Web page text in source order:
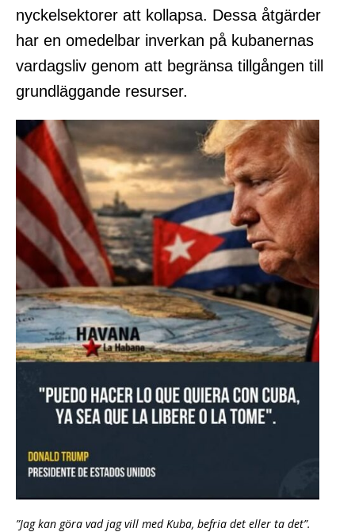
nyckelsektorer att kollapsa. Dessa åtgärder
har en omedelbar inverkan på kubanernas
vardagsliv genom att begränsa tillgången till
grundläggande resurser.
”Jag kan göra vad jag vill med Kuba, befria det eller ta det”.